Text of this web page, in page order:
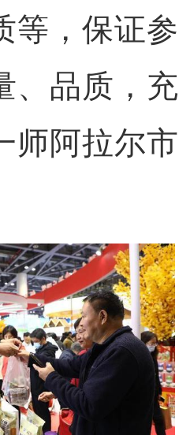
等，保证参
、品质，充
师阿拉尔市